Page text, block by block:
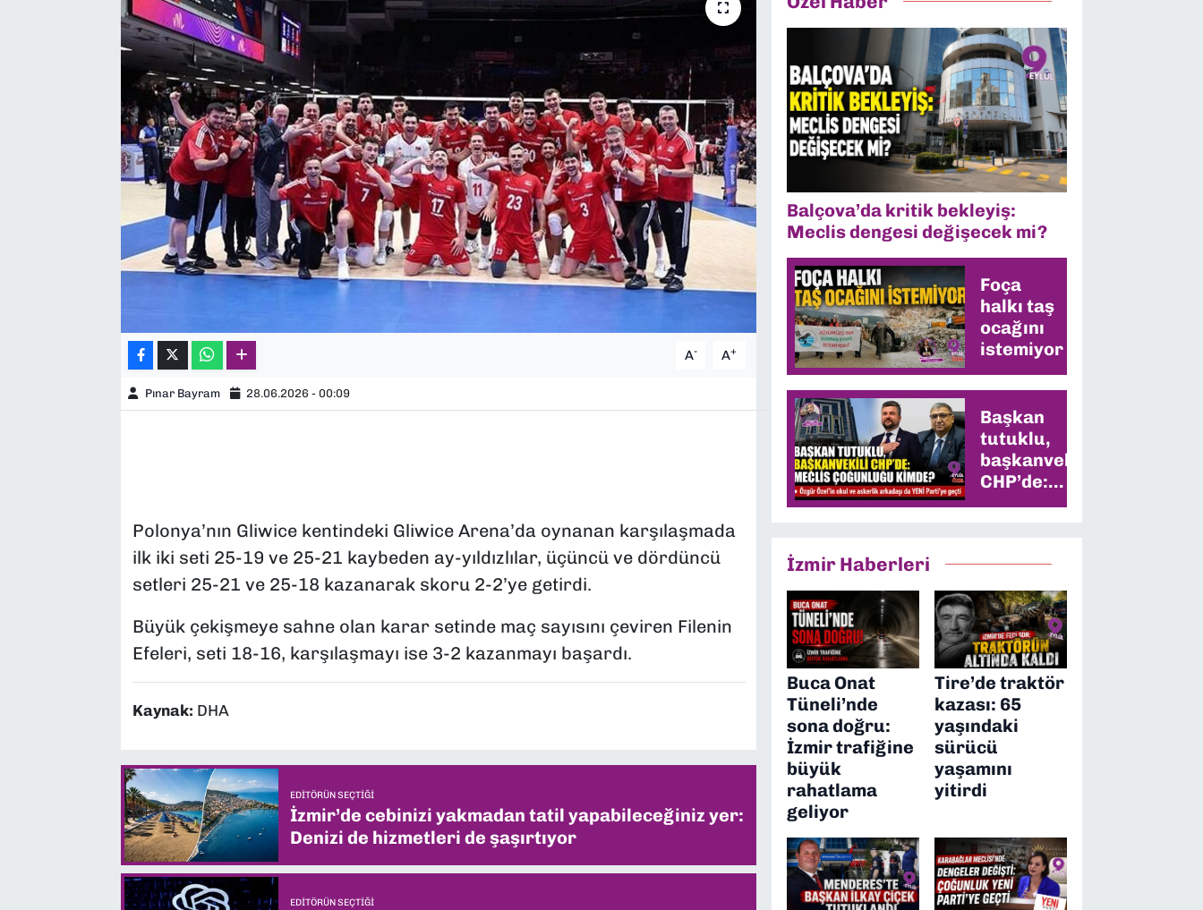
A- A+
Pınar Bayram 28.06.2026 - 00:09
Polonya’nın Gliwice kentindeki Gliwice Arena’da oynanan karşılaşmada
ilk iki seti 25-19 ve 25-21 kaybeden ay-yıldızlılar, üçüncü ve dördüncü
setleri 25-21 ve 25-18 kazanarak skoru 2-2’ye getirdi.
Büyük çekişmeye sahne olan karar setinde maç sayısını çeviren Filenin
Efeleri, seti 18-16, karşılaşmayı ise 3-2 kazanmayı başardı.
Kaynak: DHA
EDITÖRÜN SEÇTIĞI
İzmir’de cebinizi yakmadan tatil yapabileceğiniz yer:
Denizi de hizmetleri de şaşırtıyor
EDITÖRÜN SEÇTIĞI
Balçova’da kritik bekleyiş:
Meclis dengesi değişecek mi?
Foça
halkı taş
ocağını
istemiyor
Başkan
tutuklu,
başkanvekili
CHP’de:
Meclis
İzmir Haberleri
Buca Onat
Tüneli’nde
sona doğru:
İzmir trafiğine
büyük
rahatlama
geliyor
Tire’de traktör
kazası: 65
yaşındaki
sürücü
yaşamını
yitirdi
TEKNOLOJİ
YEREL YÖNETİMLER